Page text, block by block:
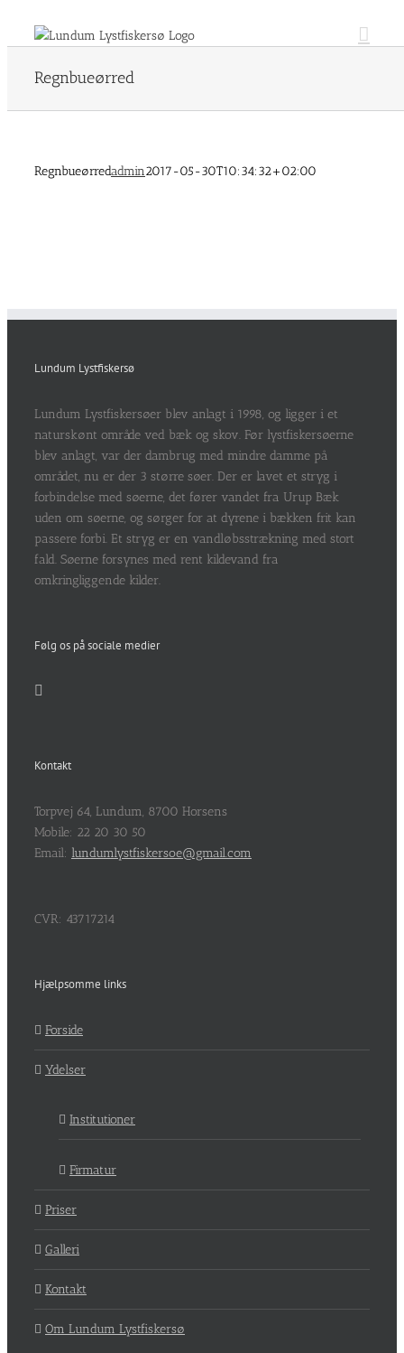
Regnbueørred
Regnbueørredadmin2017-05-30T10:34:32+02:00
Lundum Lystfiskersø
Lundum Lystfiskersøer blev anlagt i 1998, og ligger i et
naturskønt område ved bæk og skov. Før lystfiskersøerne
blev anlagt, var der dambrug med mindre damme på
området, nu er der 3 større søer. Der er lavet et stryg i
forbindelse med søerne, det fører vandet fra Urup Bæk
uden om søerne, og sørger for at dyrene i bækken frit kan
passere forbi. Et stryg er en vandløbsstrækning med stort
fald. Søerne forsynes med rent kildevand fra
omkringliggende kilder.
Følg os på sociale medier
Kontakt
Torpvej 64, Lundum, 8700 Horsens
Mobile: 22 20 30 50
Email: lundumlystfiskersoe@gmail.com
CVR: 43717214
Hjælpsomme links
Forside
Ydelser
Institutioner
Firmatur
Priser
Galleri
Kontakt
Om Lundum Lystfiskersø